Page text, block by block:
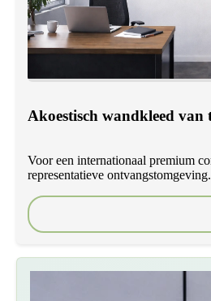
Akoestisch wandkleed
Voor een internationaal premium
representatieve ontvangstomgeving.